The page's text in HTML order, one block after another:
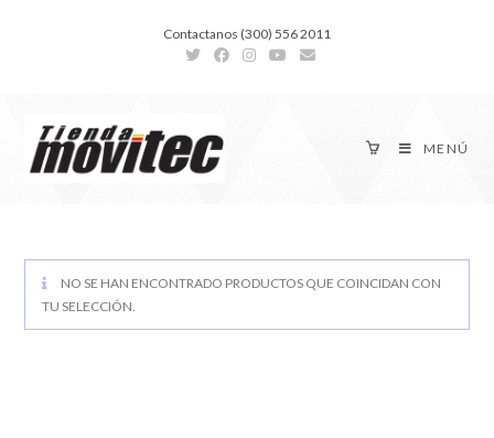
Contactanos (300) 556 2011
MENÚ
NO SE HAN ENCONTRADO PRODUCTOS QUE COINCIDAN CON
TU SELECCIÓN.